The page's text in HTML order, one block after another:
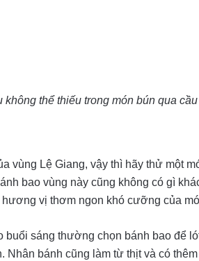
thể thiếu trong món bún qua cầu
vùng Lệ Giang, vậy thì hãy thử một
bao vùng này cũng không có gì
vị thơm ngon khó cưỡng của
buổi sáng thường chọn bánh bao để
Nhân bánh cũng làm từ thịt và có